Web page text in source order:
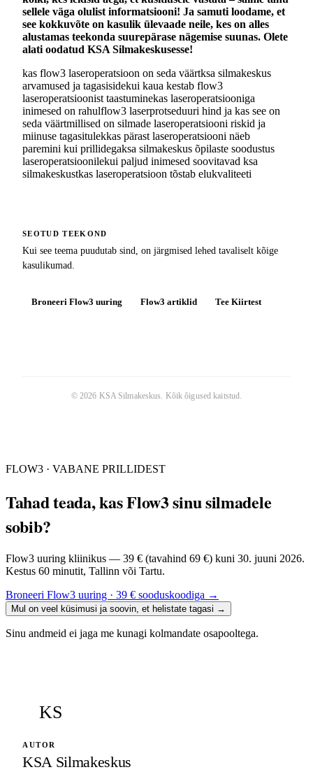
sellele väga olulist informatsiooni! Ja samuti loodame, et
see kokkuvõte on kasulik ülevaade neile, kes on alles
alustamas teekonda suurepärase nägemise suunas. Olete
alati oodatud KSA Silmakeskusesse!
kas flow3 laseroperatsioon on seda väärtksa silmakeskus
arvamused ja tagasisidekui kaua kestab flow3
laseroperatsioonist taastuminekas laseroperatsiooniga
inimesed on rahulflow3 laserprotseduuri hind ja kas see on
seda väärtmillised on silmade laseroperatsiooni riskid ja
miinuse tagasitulekkas pärast laseroperatsiooni näeb
paremini kui prillidegaksa silmakeskus õpilaste soodustus
laseroperatsioonilekui paljud inimesed soovitavad ksa
silmakeskustkas laseroperatsioon tõstab elukvaliteeti
SEOTUD TEEKOND
Kui see teema puudutab sind, on järgmised lehed tavaliselt kõige
kasulikumad.
Broneeri Flow3 uuring Flow3 artiklid Tee Kiirtest
© 2026 KSA Silmakeskus. Kõik õigused kaitstud.
FLOW3 · VABANE PRILLIDEST
Tahad teada, kas Flow3 sinu silmadele
sobib?
Flow3 uuring kliinikus — 39 € (tavahind 69 €) kuni 30. juuni 2026.
Kestus 60 minutit, Tallinn või Tartu.
Broneeri Flow3 uuring · 39 € sooduskoodiga →
Mul on veel küsimusi ja soovin, et helistate tagasi →
Sinu andmeid ei jaga me kunagi kolmandate osapooltega.
KS
AUTOR
KSA Silmakeskus